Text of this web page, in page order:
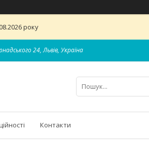
року
24, Львів, Україна
Контакти